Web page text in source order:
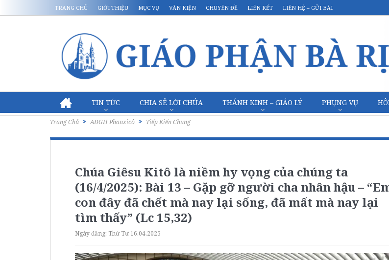
TRANG CHỦ GIỚI THIỆU MỤC VỤ VĂN KIỆN CHUYÊN ĐỀ LIÊN KẾT LIÊN HỆ – GỬI BÀI
TIN TỨC CHIA SẺ LỜI CHÚA THÁNH KINH – GIÁO LÝ PHỤNG VỤ
Trang Chủ AĐGH Phanxicô Tiếp Kiến Chung
Chúa Giêsu Kitô là niềm hy vọng của chúng ta
(16/4/2025): Bài 13 – Gặp gỡ người cha nhân hậu –
con đây đã chết mà nay lại sống, đã mất mà nay lại
tìm thấy” (Lc 15,32)
Ngày đăng: Thứ Tư 16.04.2025